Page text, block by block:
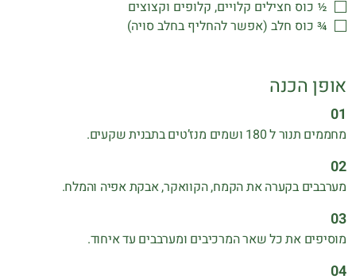
½ כוס חצילים קלויים, קלופים וקצוצים
¾ כוס חלב (אפשר להחליף בחלב סויה)
אופן הכנה
מחממים תנור ל 180 ושמים מנז’טים בתבנית שקעים.
מערבבים בקערה את הקמח, הקוואקר, אבקת אפיה והמלח.
מוסיפים את כל שאר המרכיבים ומערבבים עד איחוד.